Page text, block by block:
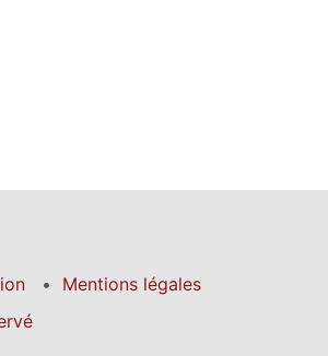
Mentions légales